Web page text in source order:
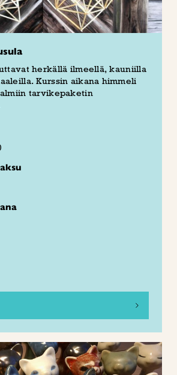
herkällä ilmeellä, kauniilla
Kurssin aikana himmeli
tarvikepaketin